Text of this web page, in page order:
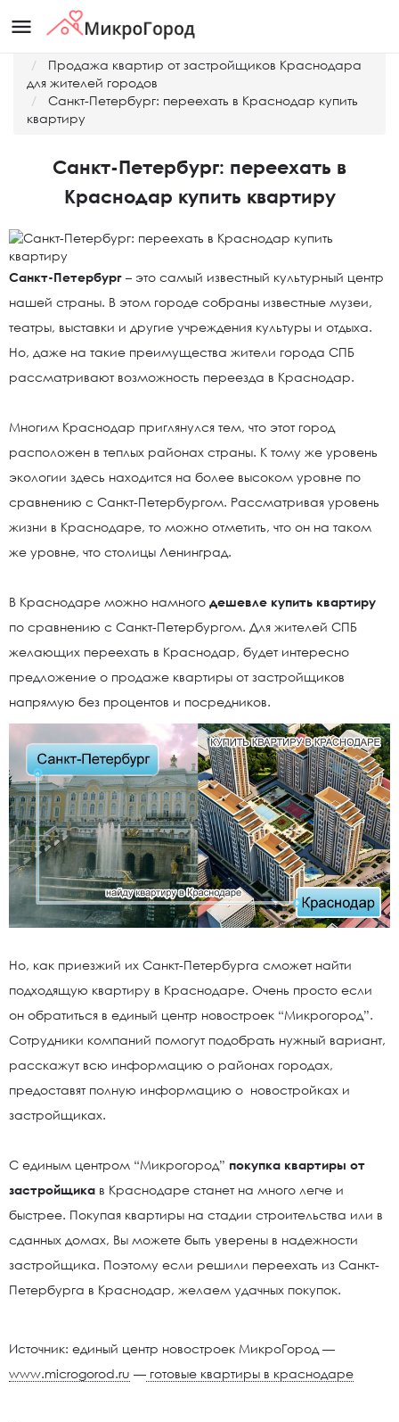
menu
Продажа квартир от застройщиков Краснодара
для жителей городов
Санкт-Петербург: переехать в Краснодар купить
квартиру
Санкт-Петербург: переехать в
Краснодар купить квартиру
Санкт-Петербург – это самый известный культурный центр
нашей страны. В этом городе собраны известные музеи,
театры, выставки и другие учреждения культуры и отдыха.
Но, даже на такие преимущества жители города СПБ
рассматривают возможность переезда в Краснодар.
Многим Краснодар приглянулся тем, что этот город
расположен в теплых районах страны. К тому же уровень
экологии здесь находится на более высоком уровне по
сравнению с Санкт-Петербургом. Рассматривая уровень
жизни в Краснодаре, то можно отметить, что он на таком
же уровне, что столицы Ленинград.
В Краснодаре можно намного дешевле купить квартиру
по сравнению с Санкт-Петербургом. Для жителей СПБ
желающих переехать в Краснодар, будет интересно
предложение о продаже квартиры от застройщиков
напрямую без процентов и посредников.
Но, как приезжий их Санкт-Петербурга сможет найти
подходящую квартиру в Краснодаре. Очень просто если
он обратиться в единый центр новостроек “Микрогород”.
Сотрудники компаний помогут подобрать нужный вариант,
расскажут всю информацию о районах городах,
предоставят полную информацию о новостройках и
застройщиках.
С единым центром “Микрогород” покупка квартиры от
застройщика в Краснодаре станет на много легче и
быстрее. Покупая квартиры на стадии строительства или в
сданных домах, Вы можете быть уверены в надежности
застройщика. Поэтому если решили переехать из Санкт-
Петербурга в Краснодар, желаем удачных покупок.
Источник: единый центр новостроек МикроГород —
www.microgorod.ru — готовые квартиры в краснодаре